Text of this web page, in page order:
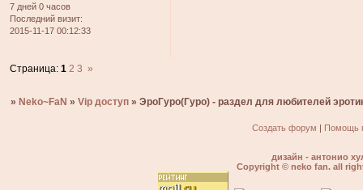
7 дней 0 часов
Последний визит:
2015-11-17 00:12:33
Страница:1 2 3 »
» Neko~FaN »Vip доступ »ЭроГуро(Гуро) - раздел для любителей
Создать форум | Помощь
дизайн - антонио
Copyright © neko fan. all